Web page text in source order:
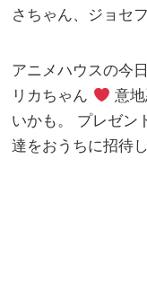
さちゃん、ジョセ
アニメハウスの今
リカちゃん
意
いかも。 プレゼン
達をおうちに招待